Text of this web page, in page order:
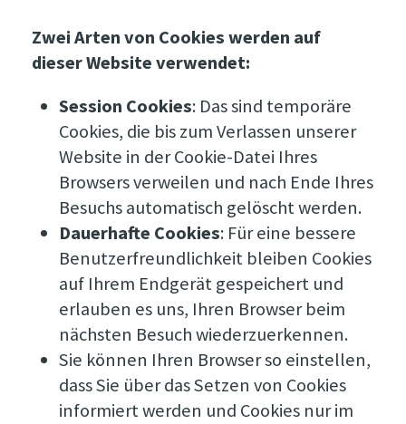
Zwei Arten von Cookies werden auf
dieser Website verwendet:
Session Cookies: Das sind temporäre
Cookies, die bis zum Verlassen unserer
Website in der Cookie-Datei Ihres
Browsers verweilen und nach Ende Ihres
Besuchs automatisch gelöscht werden.
Dauerhafte Cookies: Für eine bessere
Benutzerfreundlichkeit bleiben Cookies
auf Ihrem Endgerät gespeichert und
erlauben es uns, Ihren Browser beim
nächsten Besuch wiederzuerkennen.
Sie können Ihren Browser so einstellen,
dass Sie über das Setzen von Cookies
informiert werden und Cookies nur im